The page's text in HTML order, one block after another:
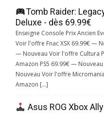
Tomb Raider:
Deluxe - dès 69.99€
Enseigne Console Prix Ancien
Voir l'offre Fnac XSX 69.99€ —
— Nouveau Voir l'offre Cultura
Amazon PS5 69.99€ —
Nouveau Voir l'offre
Amazon […]
Asus ROG Xbox